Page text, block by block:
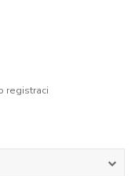
registraci